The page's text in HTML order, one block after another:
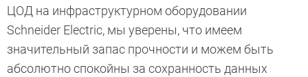
ЦОД на инфраструктурном оборудовании
Schneider Electric, мы уверены, что имеем
значительный запас прочности и можем быть
абсолютно спокойны за сохранность данных